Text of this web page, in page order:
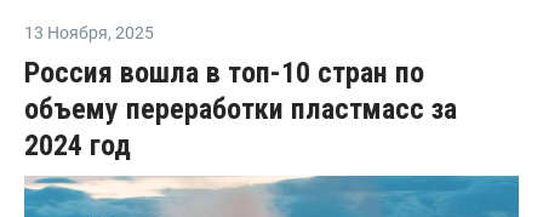
13 Ноября, 2025
Россия вошла в топ-10 стран по
объему переработки пластмасс за
2024 год